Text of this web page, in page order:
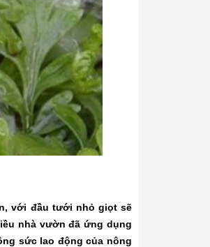
với đầu tưới nhỏ giọtsẽ
nhà vườn đã ứng dụng
sức lao động của nông